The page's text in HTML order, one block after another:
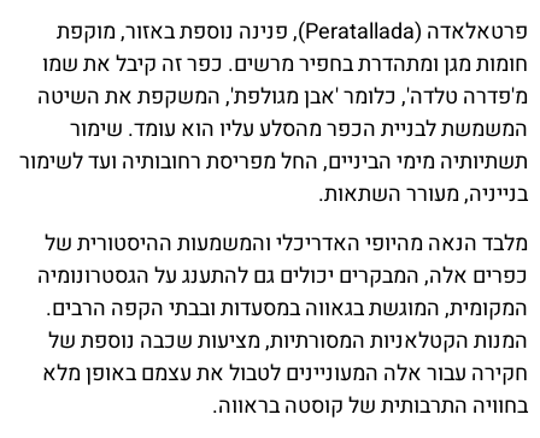
פרטאלאדה (Peratallada), פנינה נוספת באזור, מוקפת
חומות מגן ומתהדרת בחפיר מרשים. כפר זה קיבל את שמו
מ'פדרה טלדה', כלומר 'אבן מגולפת', המשקפת את השיטה
המשמשת לבניית הכפר מהסלע עליו הוא עומד. שימור
תשתיותיה מימי הביניים, החל מפריסת רחובותיה ועד לשימור
בנייניה, מעורר השתאות.
מלבד הנאה מהיופי האדריכלי והמשמעות ההיסטורית של
כפרים אלה, המבקרים יכולים גם להתענג על הגסטרונומיה
המקומית, המוגשת בגאווה במסעדות ובבתי הקפה הרבים.
המנות הקטלאניות המסורתיות, מציעות שכבה נוספת של
חקירה עבור אלה המעוניינים לטבול את עצמם באופן מלא
בחוויה התרבותית של קוסטה בראווה.